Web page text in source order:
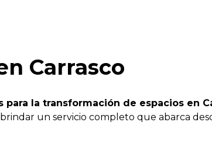
Carrasco
la transformación de espacios en
un servicio completo que abarca